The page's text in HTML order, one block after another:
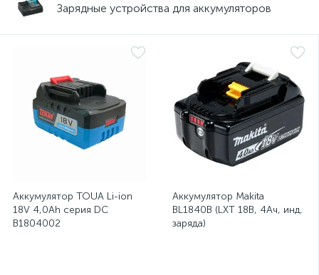
Зарядные устройства для аккумуляторов
Аккумулятор TOUA Li-ion
18V 4,0Ah серия DC
B1804002
Аккумулятор Makita
BL1840B (LXT 18В, 4Ач, инд.
заряда)